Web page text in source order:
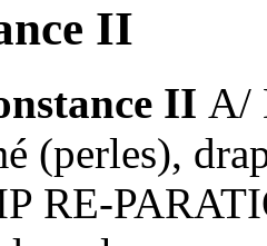
II
II A/
(perles),
RE-